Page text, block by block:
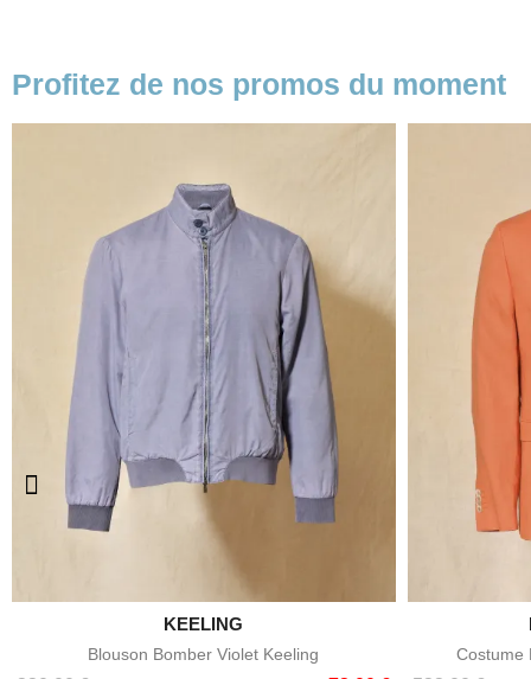
Profitez de nos promos du moment
Aperçu rapide
KEELING
Blouson Bomber Violet Keeling Costume